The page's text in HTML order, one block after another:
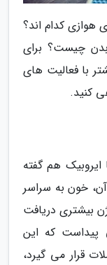
کدام اند؟
چیست؟ برای
با فعالیت های
کنید.
هم گفته
خون به سراسر
بیشتری دریافت
پیداست که این
قرار می گیرد،